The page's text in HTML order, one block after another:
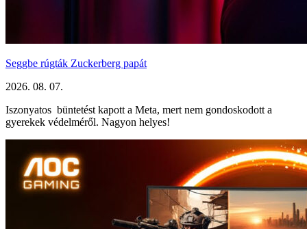
Seggbe rúgták Zuckerberg papát
2026. 08. 07.
Iszonyatos büntetést kapott a Meta, mert nem gondoskodott a
gyerekek védelméről. Nagyon helyes!